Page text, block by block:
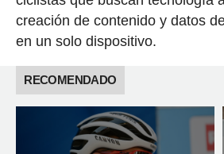
creación de contenido y datos
en un solo dispositivo.
RECOMENDADO